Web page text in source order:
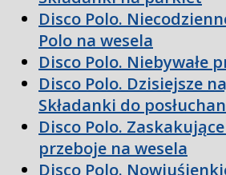
Disco Polo.
Polo na wesela
Disco Polo. Niebywałe
Disco Polo. Dzisiejsze
Składanki do
Disco Polo.
przeboje na wesela
Disco Polo.